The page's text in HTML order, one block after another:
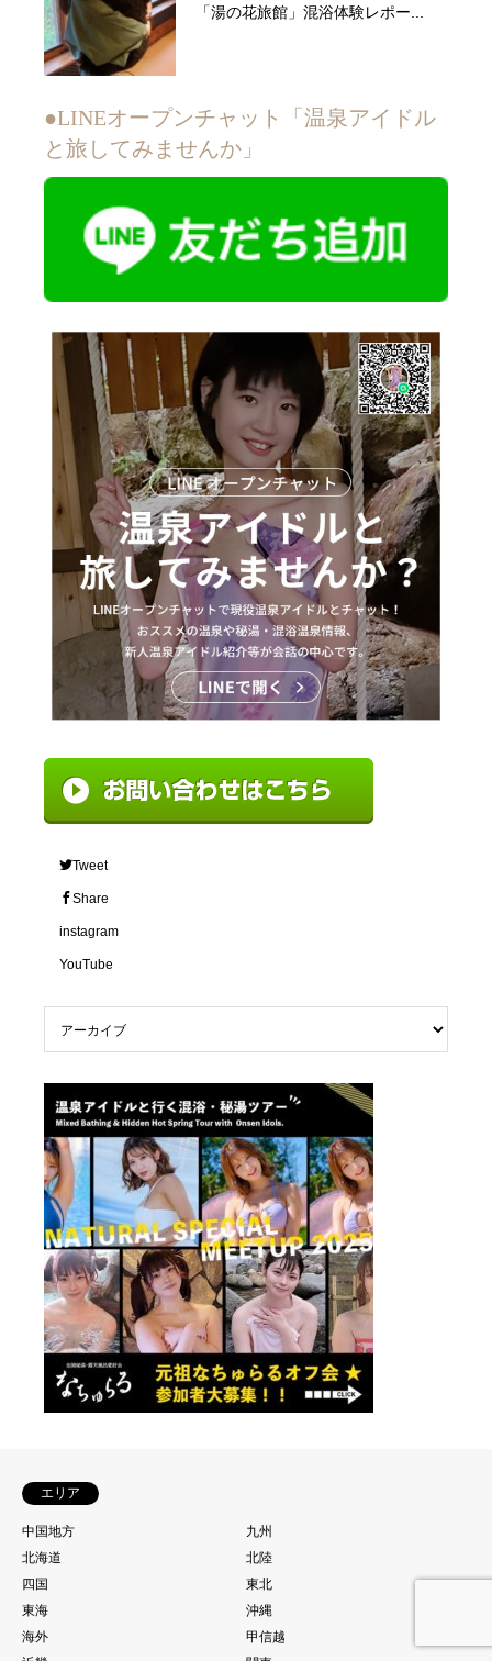
「湯の花旅館」混浴体験レポー...
●LINEオープンチャット「温泉アイドル
と旅してみませんか」
Tweet
Share
instagram
YouTube
エリア
中国地方
九州
北海道
北陸
四国
東北
東海
沖縄
海外
甲信越